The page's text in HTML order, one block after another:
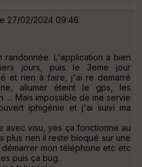
27/02/2024 09:46
randonnée. L'application a bien
jours, puis le 3eme jour
et rien à faire, j'ai re demarré
allumer éteint le gps, les
Mais impossible de me servie
iphigénie et j'ai suivi ma
avec visu, yes ça fonctionne au
plus rien il reste bloqué sur une
mon téléphone etc etc
puis ça bug.